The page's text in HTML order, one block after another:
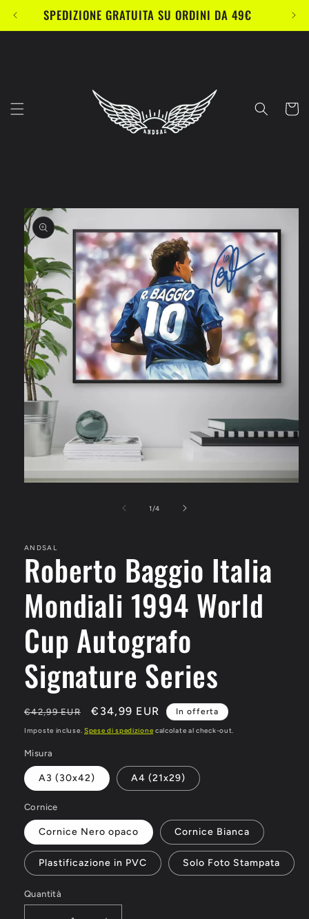
direttamenteSPEDIZIONE GRATUITA SU ORDINI DA 49€
Carrello
Passa alle
informazioni
sul prodotto
modale
1 /su
4
ANDSAL
Roberto Baggio Italia
Mondiali 1994 World
Cup Autografo
Signature Series
Prezzo
di
€42,99 EUR
Prezzo
scontato
€34,99 EUR In offerta
Imposte incluse. Spese di spedizione calcolate al check-out.
Misura
A3 (30x42) A4 (21x29)
Cornice
Cornice Nero opaco Cornice Bianca
Plastificazione in PVC Solo Foto Stampata
Quantità